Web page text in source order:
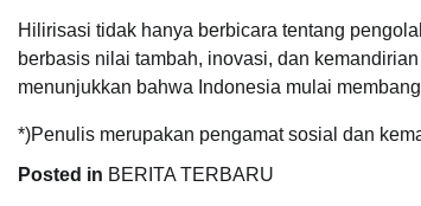
Hilirisasi tidak hanya berbicara tentang
berbasis nilai tambah, inovasi, dan
menunjukkan bahwa Indonesia mulai
*)Penulis merupakan pengamat sosial dan
Posted in BERITA TERBARU